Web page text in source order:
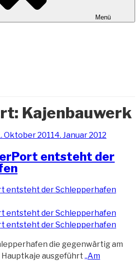
Menü
Kajenbauwerk
Oktober 20114. Januar 2012
entsteht der
die gegenwärtig am
ausgeführt „Am